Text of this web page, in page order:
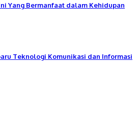
Yang Bermanfaat dalam Kehidupan
Teknologi Komunikasi dan Informasi